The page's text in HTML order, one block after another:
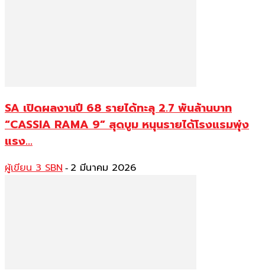
SA เปิดผลงานปี 68 รายได้ทะลุ 2.7 พันล้านบาท
“CASSIA RAMA 9” สุดบูม หนุนรายได้โรงแรมพุ่ง
แรง...
ผู้เขียน 3 SBN - 2 มีนาคม 2026